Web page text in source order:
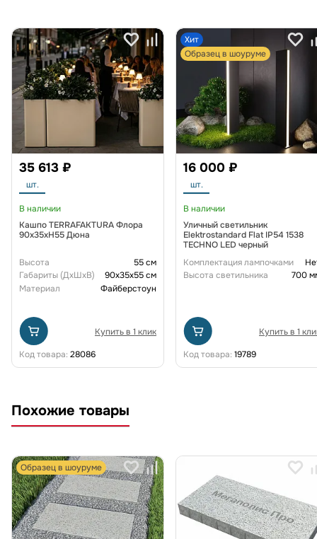
35 613 ₽
шт.
В наличии
Кашпо TERRAFAKTURA Флора
90x35xH55 Дюна
Высота
55 см
Габариты (ДxШxВ)
90x35x55 см
Материал
Файберстоун
Купить в 1 клик
Код товара: 28086
Хит
Образец в шоуруме
16 000 ₽
шт.
В наличии
Уличный светильник
Elektrostandard Flat IP54 1538
TECHNO LED черный
Комплектация лампочками
Высота светильника
700
Купить в 1
Код товара: 19789
Похожие товары
Образец в шоуруме